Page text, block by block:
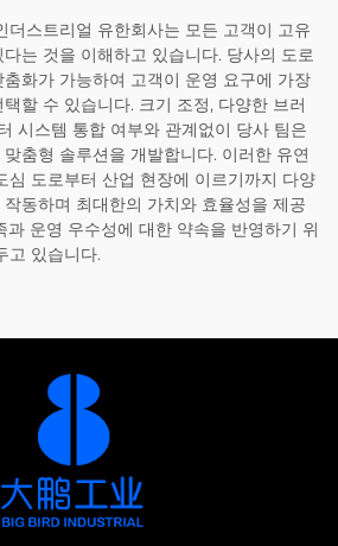
더스트리얼 유한회사는 모든 고객이 고유
는 것을 이해하고 있습니다. 당사의 도로
화가 가능하여 고객이 운영 요구에 가장
할 수 있습니다. 크기 조정, 다양한 브러
시스템 통합 여부와 관계없이 당사 팀은
춤형 솔루션을 개발합니다. 이러한 유연
심 도로부터 산업 현장에 이르기까지 다양
동하며 최대한의 가치와 효율성을 제공
과 운영 우수성에 대한 약속을 반영하기 위
고 있습니다.